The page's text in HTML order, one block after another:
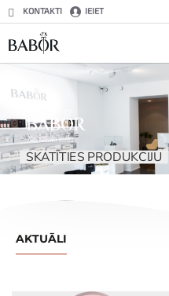
Baborshop.lv
KONTAKTI IEIET
ĀDAS KOPŠANAS EKSPERTS
SKATĪTIES PRODUKCIJU
AKTUĀLI